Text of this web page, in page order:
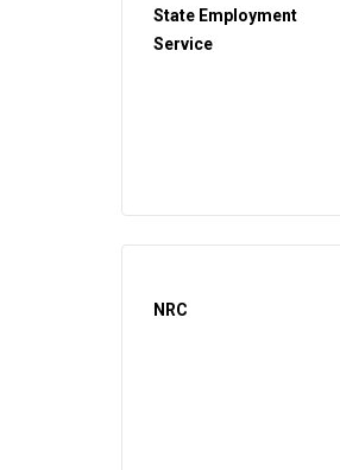
State Employment
Service
NRC